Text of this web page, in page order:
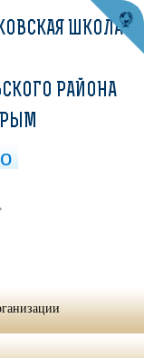
ШКОЛА-
РАЙОНА